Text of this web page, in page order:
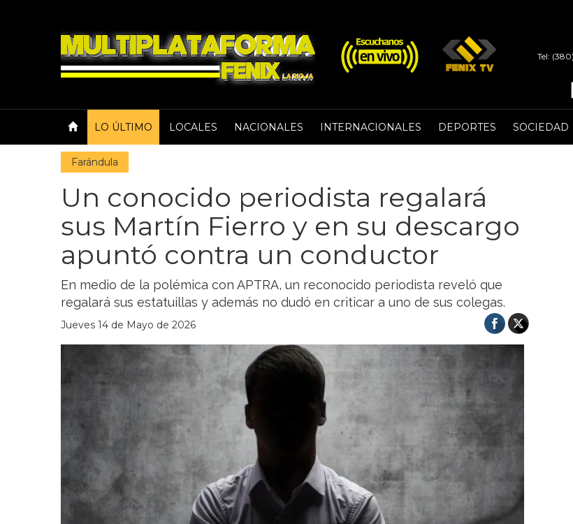
Tel:
LO ÚLTIMO LOCALES NACIONALES INTERNACIONALES DEPORTES SOCIEDAD
Farándula
Un conocido periodista regalará
sus Martín Fierro y en su descargo
apuntó contra un conductor
En medio de la polémica con APTRA, un reconocido periodista reveló que
regalará sus estatuillas y además no dudó en criticar a uno de sus colegas.
Jueves 14 de Mayo de 2026